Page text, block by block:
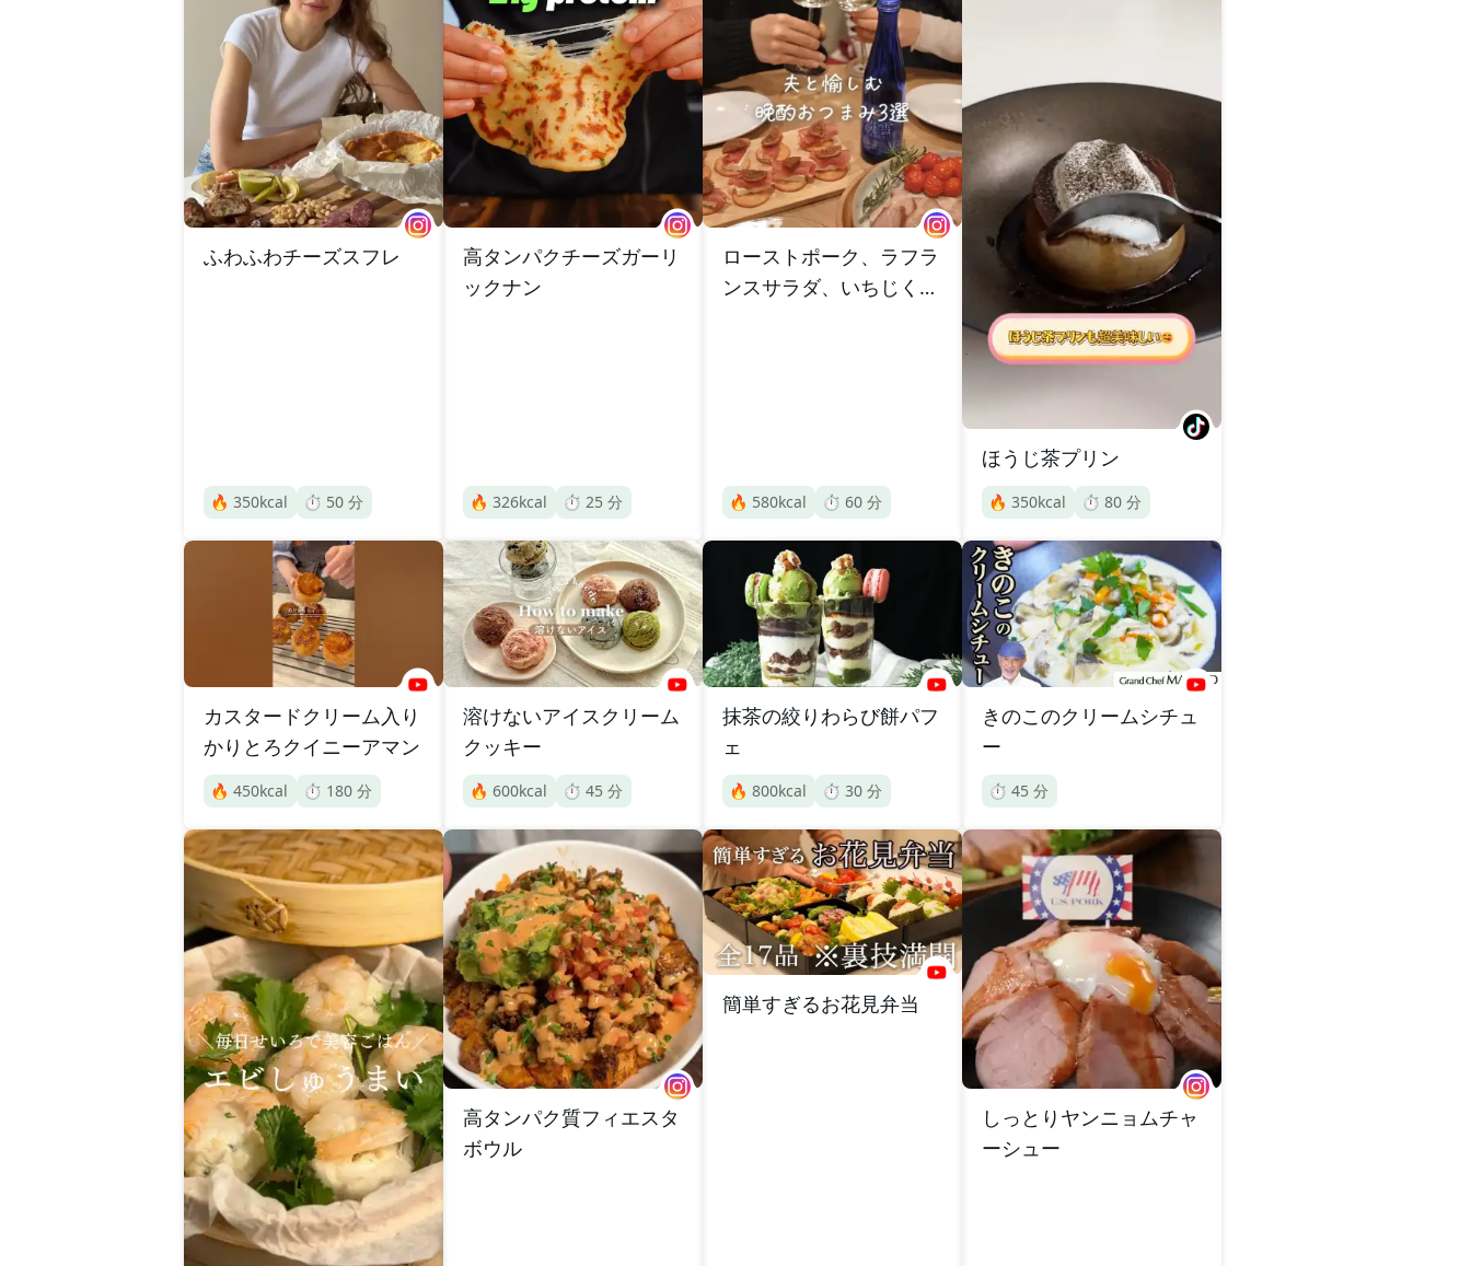
ふわふわチーズスフレ
🔥 350kcal ⏱️ 50 分
高タンパクチーズガーリ
ックナン
🔥 326kcal ⏱️ 25 分
ローストポーク、ラフラ
ンスサラダ、いちじくカ
🔥 580kcal ⏱️ 60 分
ほうじ茶プリン
🔥 350kcal ⏱️ 80 分
カスタードクリーム入り
かりとろクイニーアマン
🔥 450kcal ⏱️ 180 分
溶けないアイスクリーム
クッキー
🔥 600kcal ⏱️ 45 分
抹茶の絞りわらび餅パフ
ェ
🔥 800kcal ⏱️ 30 分
きのこのクリームシチュ
ー
⏱️ 45 分
高タンパク質フィエスタ
ボウル
簡単すぎるお花見弁当
しっとりヤンニョムチャ
ーシュー